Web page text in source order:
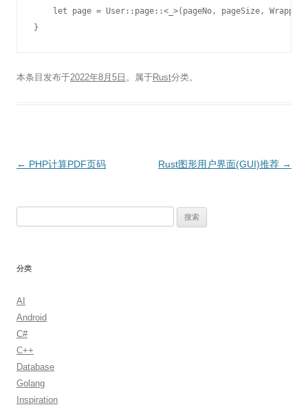
let page = User::page::<_>(pageNo, pageSize,
}
本条目发布于2022年8月5日 。属于Rust分类。
文
← PHP计算PDF页码 Rust图形用户界面(GUI)推荐 →
分类
AI
Android
C#
C++
Database
Golang
Inspiration